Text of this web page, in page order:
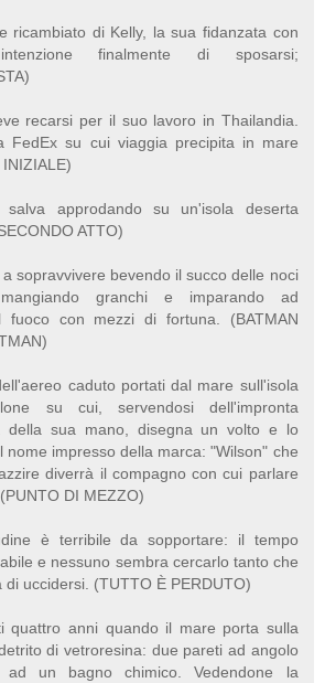
ricambiato di Kelly, la sua fidanzata con
finalmente di sposarsi;
recarsi per il suo lavoro in Thailandia.
FedEx su cui viaggia precipita in mare
approdando su un'isola deserta
ATTO)
sopravvivere bevendo il succo delle noci
granchi e imparando ad
fuoco con mezzi di fortuna. (BATMAN
caduto portati dal mare sull'isola
su cui, servendosi dell'impronta
della sua mano, disegna un volto e lo
nome impresso della marca: "Wilson" che
diverrà il compagno con cui parlare
DI MEZZO)
è terribile da sopportare: il tempo
e nessuno sembra cercarlo tanto che
di uccidersi. (TUTTO È PERDUTO)
quattro anni quando il mare porta sulla
di vetroresina: due pareti ad angolo
ad un bagno chimico. Vedendone la